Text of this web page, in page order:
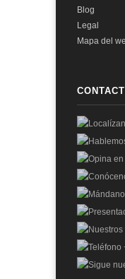
Blog
Legal
Mapa del